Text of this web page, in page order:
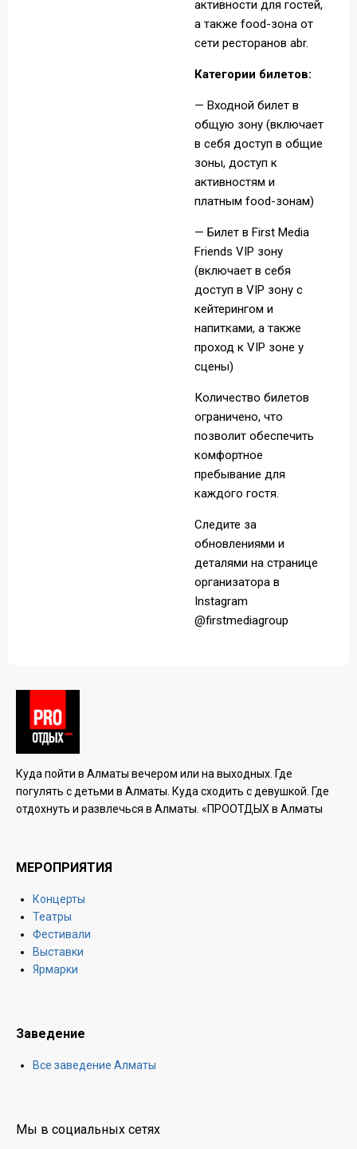
активности для гостей,
а также food-зона от
сети ресторанов abr.
Категории билетов:
— Входной билет в
общую зону (включает
в себя доступ в общие
зоны, доступ к
активностям и
платным food-зонам)
— Билет в First Media
Friends VIP зону
(включает в себя
доступ в VIP зону с
кейтерингом и
напитками, а также
проход к VIP зоне у
сцены)
Количество билетов
ограничено, что
позволит обеспечить
комфортное
пребывание для
каждого гостя.
Следите за
обновлениями и
деталями на странице
организатора в
Instagram
@firstmediagroup
Куда пойти в Алматы вечером или на выходных. Где
погулять с детьми в Алматы. Куда сходить с девушкой. Где
отдохнуть и развлечься в Алматы. «ПРООТДЫХ в Алматы
МЕРОПРИЯТИЯ
Концерты
Театры
Фестивали
Выставки
Ярмарки
Заведение
Все заведение Алматы
Мы в социальных сетях